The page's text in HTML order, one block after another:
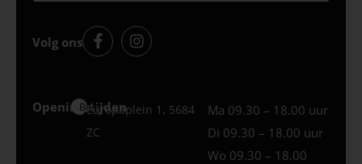
Volg ons
Openingstijden
Best
Europaplein 1, 5684
ZC
Ma 09.30 – 18.00 uur
Di 09.30 – 18.00 uur
Wo 09.30 – 18.00